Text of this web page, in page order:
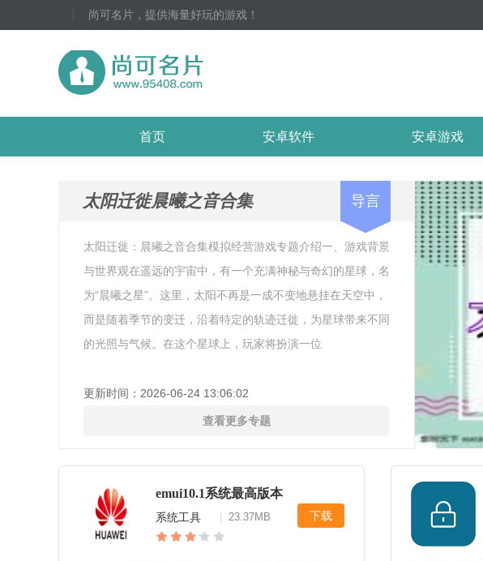
尚可名片，提供海量好玩的游戏！
首页 安卓软件 安卓游戏
太阳迁徙晨曦之音合集 导言
太阳迁徙：晨曦之音合集模拟经营游戏专题介绍一、游戏背景
与世界观在遥远的宇宙中，有一个充满神秘与奇幻的星球，名
为“晨曦之星”。这里，太阳不再是一成不变地悬挂在天空中，
而是随着季节的变迁，沿着特定的轨迹迁徙，为星球带来不同
的光照与气候。在这个星球上，玩家将扮演一位
更新时间： 2026-06-24 13:06:02
查看更多专题
emui10.1系统最高版本
系统工具 23.37MB 下载